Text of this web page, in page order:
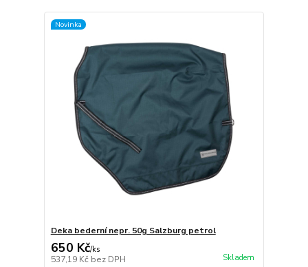
Novinka
Deka bederní nepr. 50g Salzburg petrol
650 Kč/ks
537,19 Kč bez DPH Skladem